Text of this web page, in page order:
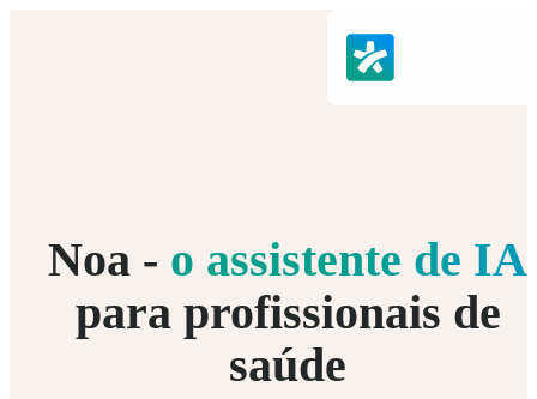
Noa - o assistente de IA
para profissionais de
saúde